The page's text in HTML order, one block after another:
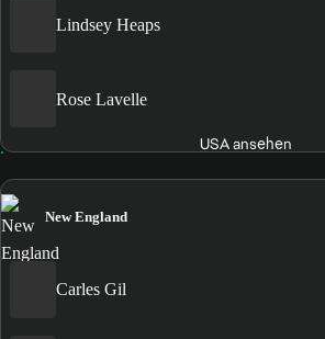
Lindsey Heaps
Rose Lavelle
USA ansehen
New England
Carles Gil